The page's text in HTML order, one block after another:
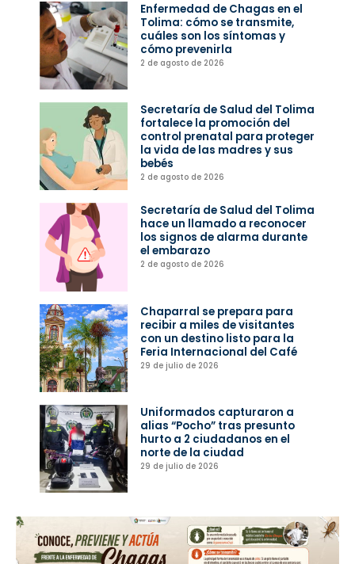
Enfermedad de Chagas en el
Tolima: cómo se transmite,
cuáles son los síntomas y
cómo prevenirla
2 de agosto de 2026
Secretaría de Salud del Tolima
fortalece la promoción del
control prenatal para proteger
la vida de las madres y sus
bebés
2 de agosto de 2026
Secretaría de Salud del Tolima
hace un llamado a reconocer
los signos de alarma durante
el embarazo
2 de agosto de 2026
Chaparral se prepara para
recibir a miles de visitantes
con un destino listo para la
Feria Internacional del Café
29 de julio de 2026
Uniformados capturaron a
alias “Pocho” tras presunto
hurto a 2 ciudadanos en el
norte de la ciudad
29 de julio de 2026